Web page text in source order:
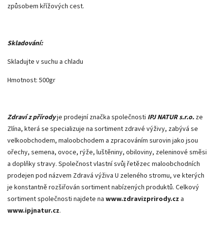
způsobem křížových cest.
Skladování:
Skladujte v suchu a chladu
Hmotnost: 500gr
Zdraví z přírodyje prodejní značka společnosti IPJ NATUR s.r.o. ze
Zlína, která se specializuje na sortiment zdravé výživy, zabývá se
velkoobchodem, maloobchodem a zpracováním surovin jako jsou
ořechy, semena, ovoce, rýže, luštěniny, obiloviny, zeleninové směsi
a doplňky stravy. Společnost vlastní svůj řetězec maloobchodních
prodejen pod názvem Zdravá výživa U zeleného stromu, ve kterých
je konstantně rozšiřován sortiment nabízených produktů. Celkový
sortiment společnosti najdete na www.zdravizprirody.cz a
www.ipjnatur.cz.